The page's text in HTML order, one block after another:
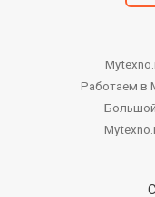
Работаем в